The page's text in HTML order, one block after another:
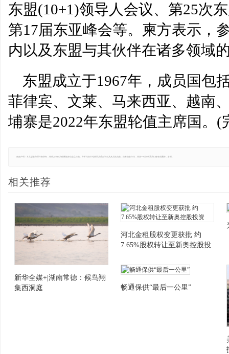
东盟(10+1)领导人会议、第25次
第17届东亚峰会等。柬方表示，
内以及东盟与其伙伴在诸多领域
东盟成立于1967年，成员国包
菲律宾、文莱、马来西亚、越南
埔寨是2022年东盟轮值主席国。(
免责声明：本文版权归原作者所有，转载文章仅为传播更多信息之目的，并不代表本站赞同其观点和对其真实性负责。如有侵权行为，请第一时间联系我们修改或删除，多谢。
相关推荐
新华全媒+|湖南常德：候鸟翔
集西洞庭
河北金租股权变更获批 约
7.65%股权转让至新奥控股投
畅通保供“最后一公里”